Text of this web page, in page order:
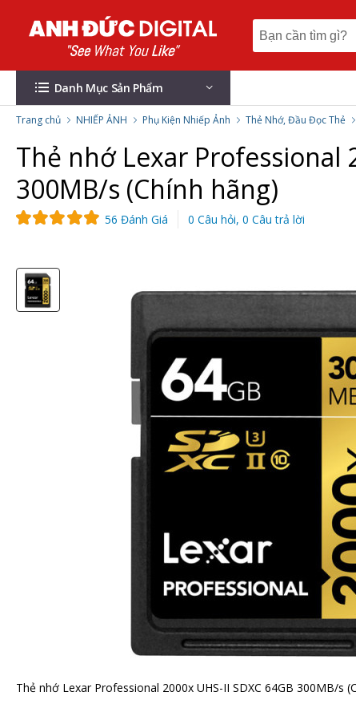
Danh Mục Sản Phẩm
Trang chủ NHIẾP ẢNH Phụ Kiện Nhiếp Ảnh Thẻ Nhớ, Đầu Đọc Thẻ
Thẻ nhớ Lexar Professional
300MB/s (Chính hãng)
56 Đánh Giá 0 Câu hỏi, 0 Câu trả lời
Thẻ nhớ Lexar Professional 2000x UHS-II SDXC 64GB 300MB/s